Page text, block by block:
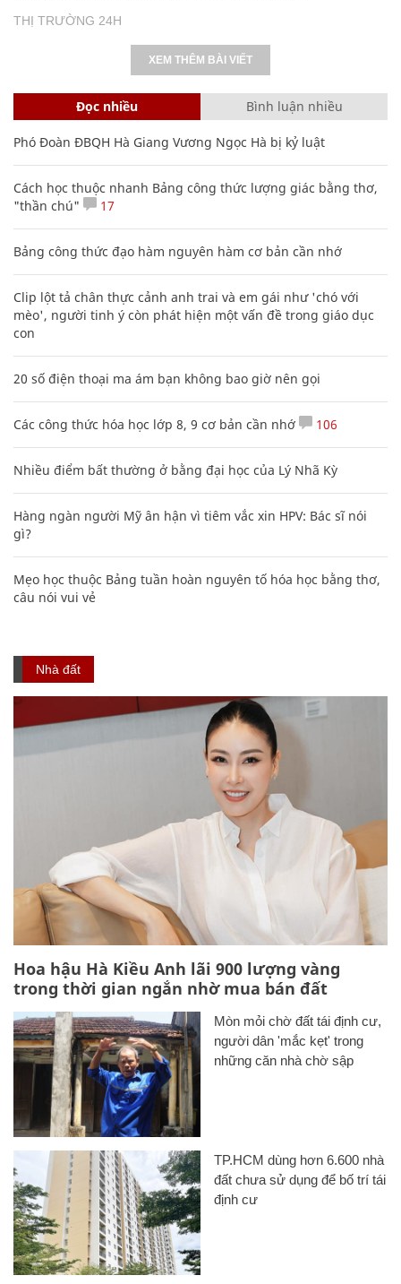
THỊ TRƯỜNG 24H
XEM THÊM BÀI VIẾT
Đọc nhiều Bình luận nhiều
Phó Đoàn ĐBQH Hà Giang Vương Ngọc Hà bị kỷ luật
Cách học thuộc nhanh Bảng công thức lượng giác bằng thơ,
"thần chú"
17
Bảng công thức đạo hàm nguyên hàm cơ bản cần nhớ
Clip lột tả chân thực cảnh anh trai và em gái như 'chó với
mèo', người tinh ý còn phát hiện một vấn đề trong giáo dục
con
20 số điện thoại ma ám bạn không bao giờ nên gọi
Các công thức hóa học lớp 8, 9 cơ bản cần nhớ 106
Nhiều điểm bất thường ở bằng đại học của Lý Nhã Kỳ
Hàng ngàn người Mỹ ân hận vì tiêm vắc xin HPV: Bác sĩ nói
gì?
Mẹo học thuộc Bảng tuần hoàn nguyên tố hóa học bằng thơ,
câu nói vui vẻ
Nhà đất
Hoa hậu Hà Kiều Anh lãi 900 lượng vàng
trong thời gian ngắn nhờ mua bán đất
Mòn mỏi chờ đất tái định cư,
người dân 'mắc kẹt' trong
những căn nhà chờ sập
TP.HCM dùng hơn 6.600 nhà
đất chưa sử dụng để bố trí tái
định cư